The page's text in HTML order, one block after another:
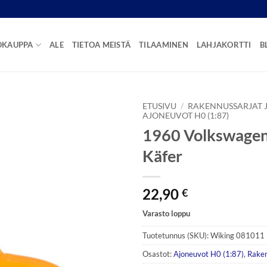
ALE TIETOA MEISTÄ TILAAMINEN LAHJAKORTTI
ETUSIVU / RAKENNUSSARJAT
AJONEUVOT H0 (1:87)
1960
Käfer
22,90 €
Varasto loppu
Tuotetunnus (SKU):Wiking 081011
Osastot:Ajoneuvot H0 (1:87),